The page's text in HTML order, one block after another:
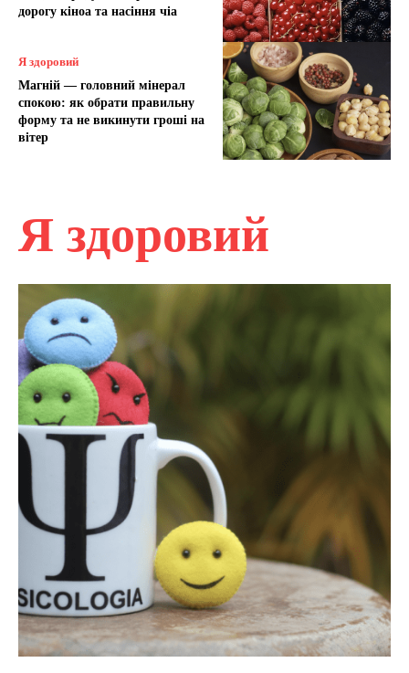
дорогу кіноа та насіння чіа
Я здоровий
Магній — головний мінерал
спокою: як обрати правильну
форму та не викинути гроші на
вітер
Я здоровий